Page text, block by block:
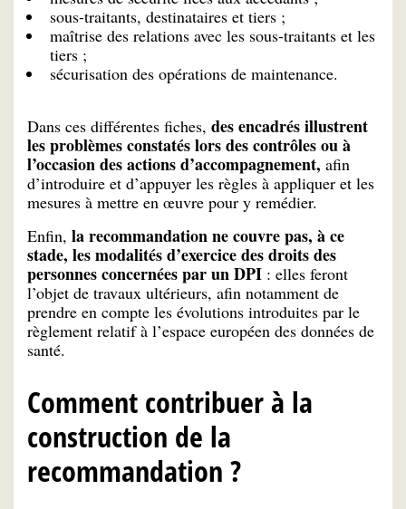
sous-traitants, destinataires et tiers ;
maîtrise des relations avec les sous-traitants et les
tiers ;
sécurisation des opérations de maintenance.
Dans ces différentes fiches, des encadrés illustrent
les problèmes constatés lors des contrôles ou à
l’occasion des actions d’accompagnement, afin
d’introduire et d’appuyer les règles à appliquer et les
mesures à mettre en œuvre pour y remédier.
Enfin, la recommandation ne couvre pas, à ce
stade, les modalités d’exercice des droits des
personnes concernées par un DPI : elles feront
l’objet de travaux ultérieurs, afin notamment de
prendre en compte les évolutions introduites par le
règlement relatif à l’espace européen des données de
santé.
Comment contribuer à la
construction de la
recommandation ?